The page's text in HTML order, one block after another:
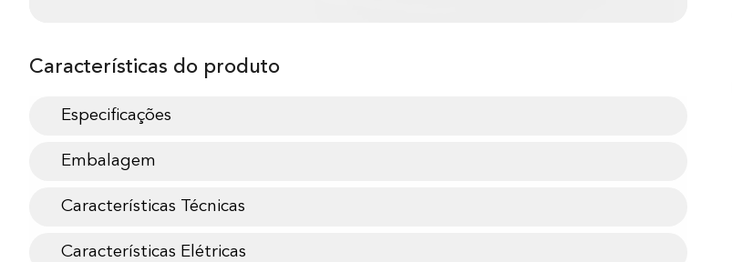
Características do produto
Especificações
Embalagem
Características Técnicas
Características Elétricas